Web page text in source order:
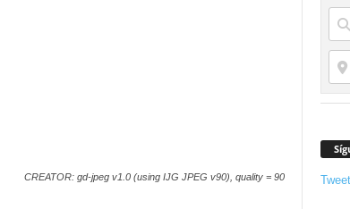
CREATOR: gd-jpeg v1.0 (using IJG JPEG v90), quality = 90